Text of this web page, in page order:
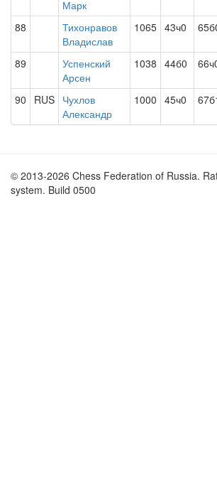
Марк
88
Тихонравов
Владислав
1065 43ч0
89
Успенский
Арсен
1038 44б0
90 RUS Чухлов
Александр
1000 45ч0
© 2013-2026 Chess Federation of Russia.
system. Build 0500